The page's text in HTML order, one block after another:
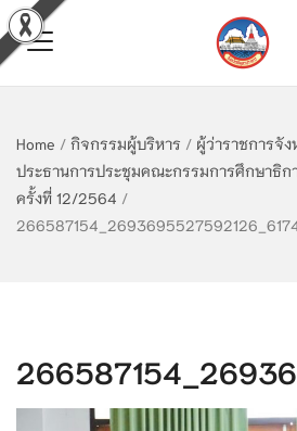
Home / กิจกรรมผู้บริหาร / ผู้ว่าราชการจั
ประธานการประชุมคณะกรรมการศึกษาธิก
ครั้งที่ 12/2564 /